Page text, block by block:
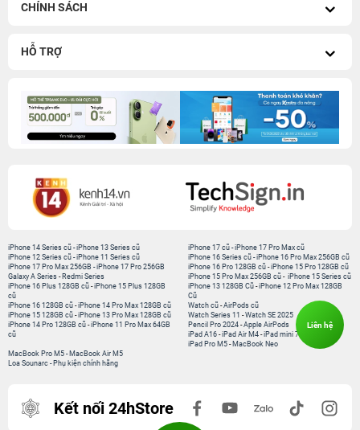
CHÍNH SÁCH
HỖ TRỢ
iPhone 14 Series cũ -iPhone 13 Series cũ
iPhone 12 Series cũ -iPhone 11 Series cũ
iPhone 17 Pro Max 256GB -iPhone 17 Pro 256GB
Galaxy A Series - Redmi Series
iPhone 17 cũ -iPhone 17 Pro Max cũ
iPhone 16 Series cũ - iPhone 16 Pro Max 256GB cũ
iPhone 16 Pro 128GB cũ -iPhone 15 Pro 128GB cũ
iPhone 15 Pro Max 256GB cũ - iPhone 15 Series cũ
iPhone 16 Plus 128GB cũ -iPhone 15 Plus 128GB
cũ
iPhone 16 128GB cũ -iPhone 14 Pro Max 128GB cũ
iPhone 15 128GB cũ -iPhone 13 Pro Max 128GB cũ
iPhone 14 Pro 128GB cũ -iPhone 11 Pro Max 64GB
cũ
iPhone 13 128GB Cũ -iPhone 12 Pro Max 128GB
Cũ
Watch cũ -AirPods cũ
Watch Series 11 -Watch SE 2025
Pencil Pro 2024 -Apple AirPods
iPad A16 -iPad Air M4 -iPad mini 7
iPad Pro M5 - MacBook Neo
MacBook Pro M5 - MacBook Air M5
Loa Sounarc - Phụ kiện chính hãng
Kết nối 24hStore
Liên hệ